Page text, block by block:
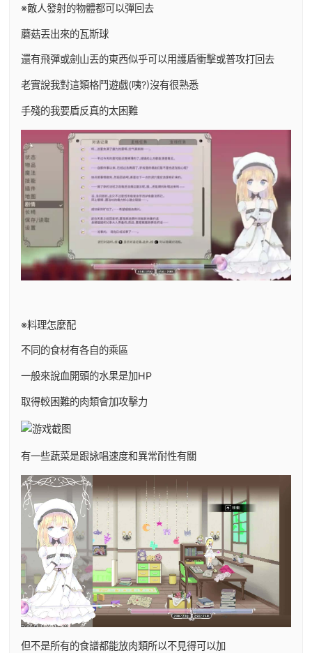
※敵人發射的物體都可以彈回去
蘑菇丟出來的瓦斯球
還有飛彈或劍山丟的東西似乎可以用護盾衝擊或普攻打回去
老實說我對這類格鬥遊戲(咦?)沒有很熟悉
手殘的我要盾反真的太困難
※料理怎麼配
不同的食材有各自的乘區
一般來說血開頭的水果是加HP
取得較困難的肉類會加攻擊力
有一些蔬菜是跟詠唱速度和異常耐性有關
但不是所有的食譜都能放肉類所以不見得可以加